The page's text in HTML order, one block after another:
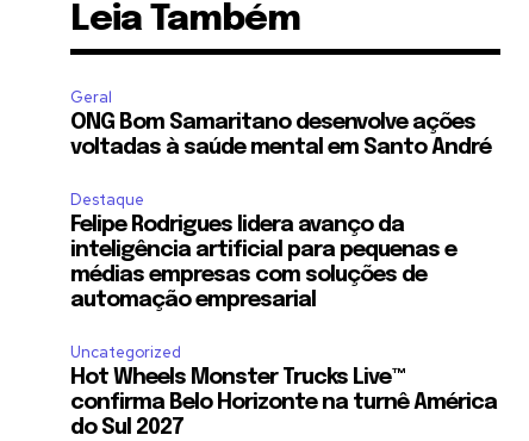
Leia Também
Geral
ONG Bom Samaritano desenvolve ações
voltadas à saúde mental em Santo André
Destaque
Felipe Rodrigues lidera avanço da
inteligência artificial para pequenas e
médias empresas com soluções de
automação empresarial
Uncategorized
Hot Wheels Monster Trucks Live™
confirma Belo Horizonte na turnê América
do Sul 2027